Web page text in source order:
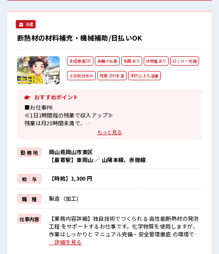
派遣
断熱材の材料補充・機械補助/日払いOK
未経験者OK 長期の仕事 制服あり 休憩室あり ロッカー完備
土日祝日休み 残業 20H未満 40代以上も活躍
おすすめポイント
■お仕事PR
≪1日1時間程の残業で収入アップ≫
残業は月20時間未満で、
週末は家族や友人と一緒にプライベート満喫！
≪動きやすい制服アリ≫
制服があるので、
毎日の服装の悩み解消♪
≪未経験でも活躍できる≫
新しいことにチャレンジするのは不安だけど、
しっかり働く環境が整っています！
イチからスキルUP・ステップUP目指していきましょう！
≪収入アップを目指せる≫
高時給だらけの派遣のお仕事です！
■職場の雰囲気
休憩室完備でランチや休憩も充実しそう♪
もっと見る
勤 務 地
岡山県岡山市東区
【最寄駅】東岡山 ／ 山陽本線、赤穂線
給 与 【時給】1,300 円
職 種 製造（加工)
仕事内容
【業務内容詳細】独自技術でつくられる 高性能断熱材の発泡
工程 をサポートするお仕事です。化学物質を使用しますが、
作業はしっかりと マニュアル完備・安全管理徹底 の環境で行
います。・発泡工程での機械操作補助断熱材を発泡させる装
…詳細を見る